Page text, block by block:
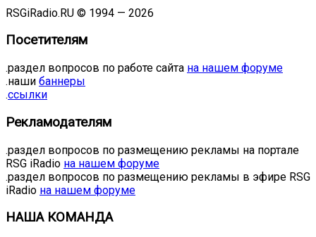
RSGiRadio.RU © 1994 — 2026
Посетителям
.раздел вопросов по работе сайта на нашем форуме
.наши баннеры
.ссылки
Рекламодателям
.раздел вопросов по размещению рекламы на портале
RSG iRadio на нашем форуме
.раздел вопросов по размещению рекламы в эфире RSG
iRadio на нашем форуме
НАША КОМАНДА